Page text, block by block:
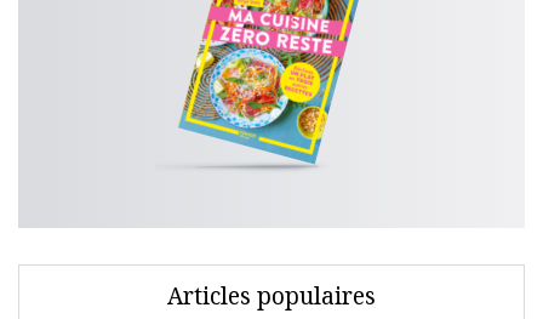
Articles populaires